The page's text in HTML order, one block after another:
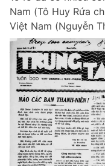
Nam (Tô Huy Rứa
Việt Nam (Nguyễn